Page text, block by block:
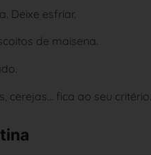
Deixe esfriar.
de maisena.
cerejas... fica ao seu critério.